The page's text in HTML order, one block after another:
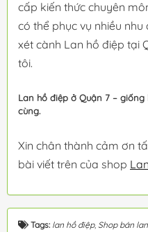
cấp kiến thức chuyên
có thể phục vụ nhiều
xét cành Lan hồ điệp tại
tôi.
Lan hồ điệp ở Quận 7 –
cùng.
Xin chân thành cảm ơn
bài viết trên của shop
Tags: lan hồ điệp, Shop bán